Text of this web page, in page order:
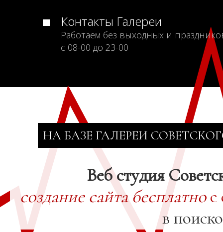
Контакты Галереи
Работаем без выходных и
с 08-00 до 23-00
НА БАЗЕ ГАЛЕРЕИ
Веб студия
создание сайта бесплатнос
в